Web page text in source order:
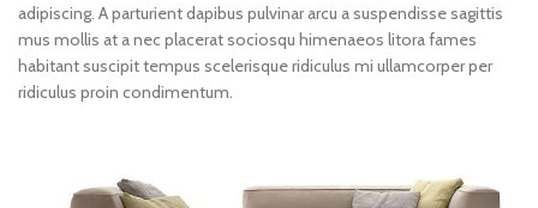
adipiscing. A parturient dapibus pulvinar arcu a suspendisse sagittis
mus mollis at a nec placerat sociosqu himenaeos litora fames
habitant suscipit tempus scelerisque ridiculus mi ullamcorper per
ridiculus proin condimentum.